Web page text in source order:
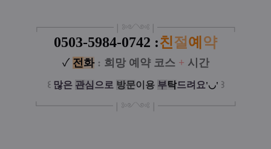
┏━━━━━━━━ ❘༻༺❘ ━━━━━━━━┓
0503-5984-0742 :친절 예 약
✓ 전화 : 희망 예약 코스 + 시간
꒰ 많은 관심 으로 방문이 용 부탁드려요'◡' ꒱
┗━━━━━━━━ ❘༻༺❘ ━━━━━━━━┛